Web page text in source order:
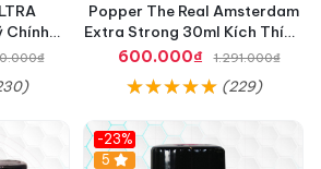
Chính
Cảm
Popper The Real Amsterdam
Extra Strong 30ml Kích Thích
Cường Độ Cao
600.000₫ 1.291.000₫
(229)
-23%
5